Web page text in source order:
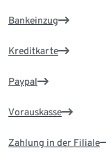
Bankeinzug
Kreditkarte
Paypal
Vorauskasse
Zahlung in der Filiale